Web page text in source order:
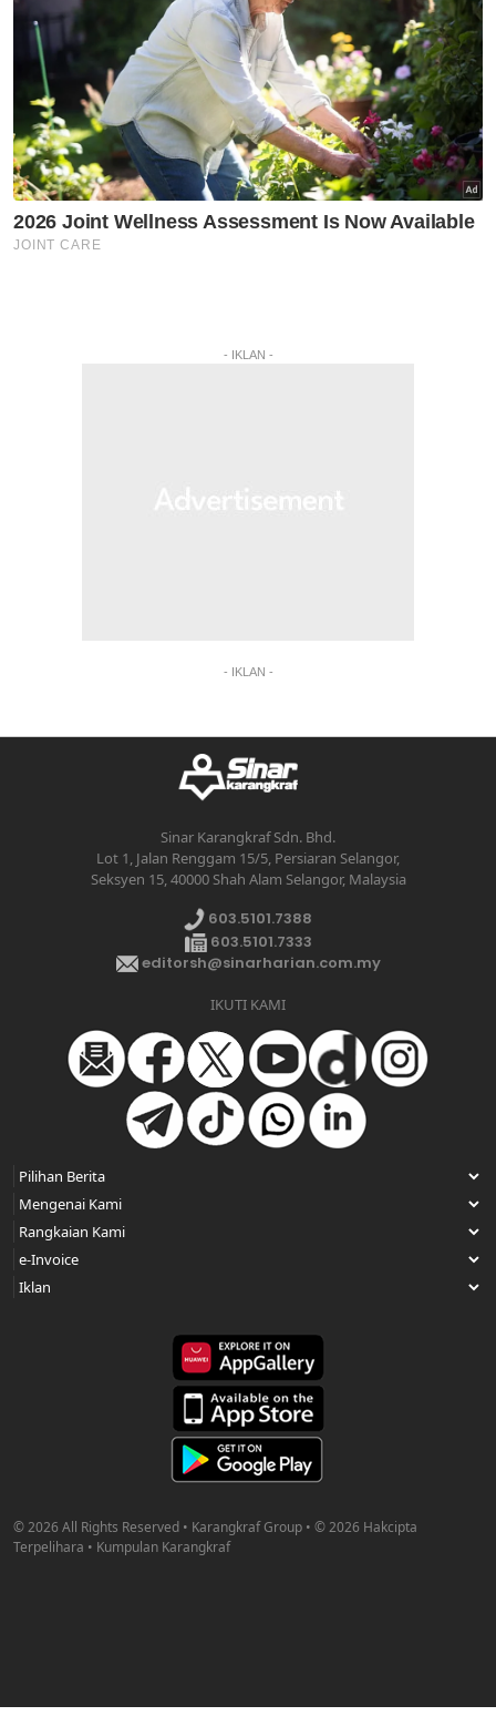
- IKLAN -
- IKLAN -
Sinar Karangkraf Sdn. Bhd.
Lot 1, Jalan Renggam 15/5, Persiaran Selangor,
Seksyen 15, 40000 Shah Alam Selangor, Malaysia
603.5101.7388
603.5101.7333
editorsh@sinarharian.com.my
IKUTI KAMI
© 2026 All Rights Reserved • Karangkraf Group • © 2026 Hakcipta
Terpelihara • Kumpulan Karangkraf